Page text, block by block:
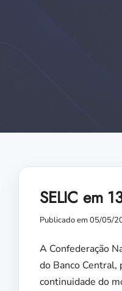
SELIC em
Publicado em 05/05/
A Confederação
do Banco Central,
continuidade do